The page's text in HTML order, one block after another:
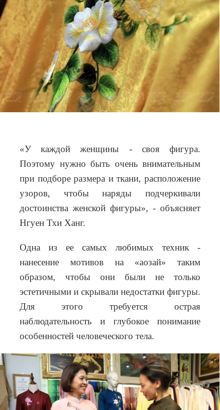
«У каждой женщины - своя фигура.
Поэтому нужно быть очень внимательным
при подборе размера и ткани, расположение
узоров, чтобы наряды подчеркивали
достоинства женской фигуры», - объясняет
Нгуен Тхи Ханг.
Одна из ее самых любимых техник -
нанесение мотивов на «аозай» таким
образом, чтобы они были не только
эстетичными и скрывали недостатки фигуры.
Для этого требуется острая
наблюдательность и глубокое понимание
особенностей человеческого тела.